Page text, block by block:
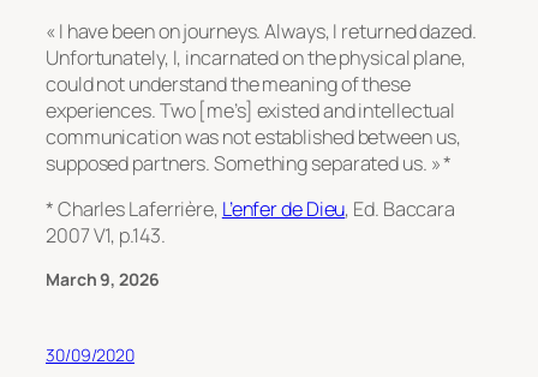
« I have been on journeys. Always, I returned dazed.
Unfortunately, I, incarnated on the physical plane,
could not understand the meaning of these
experiences. Two [me’s] existed and intellectual
communication was not established between us,
supposed partners. Something separated us. » *
* Charles Laferrière, L’enfer de Dieu, Ed. Baccara
2007 V1, p.143.
March 9, 2026
30/09/2020